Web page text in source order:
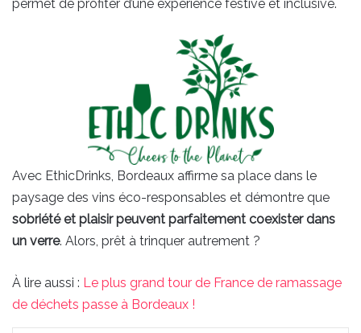
permet de profiter d’une expérience festive et inclusive.
Avec EthicDrinks, Bordeaux affirme sa place dans le
paysage des vins éco-responsables et démontre que
sobriété et plaisir peuvent parfaitement coexister dans
un verre. Alors, prêt à trinquer autrement ?
À lire aussi : Le plus grand tour de France de ramassage
de déchets passe à Bordeaux !